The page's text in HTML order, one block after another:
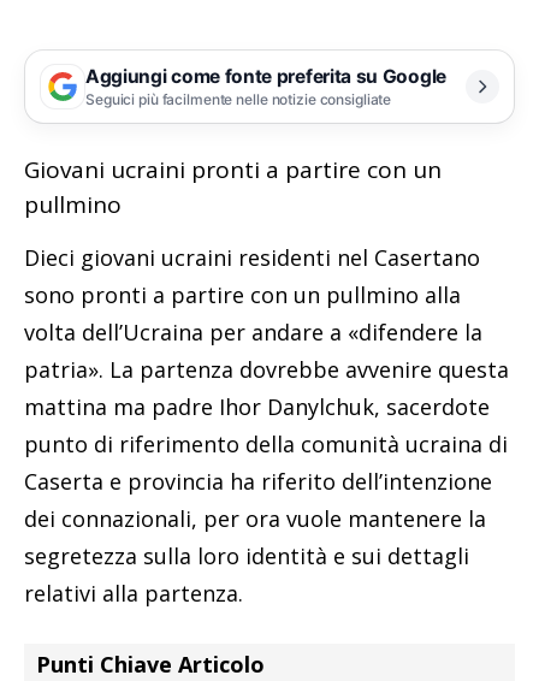
Aggiungi come fonte preferita su Google
Seguici più facilmente nelle notizie consigliate
Giovani ucraini pronti a partire con un
pullmino
Dieci giovani ucraini residenti nel Casertano
sono pronti a partire con un pullmino alla
volta dell’Ucraina per andare a «difendere la
patria». La partenza dovrebbe avvenire questa
mattina ma padre Ihor Danylchuk, sacerdote
punto di riferimento della comunità ucraina di
Caserta e provincia ha riferito dell’intenzione
dei connazionali, per ora vuole mantenere la
segretezza sulla loro identità e sui dettagli
relativi alla partenza.
Punti Chiave Articolo